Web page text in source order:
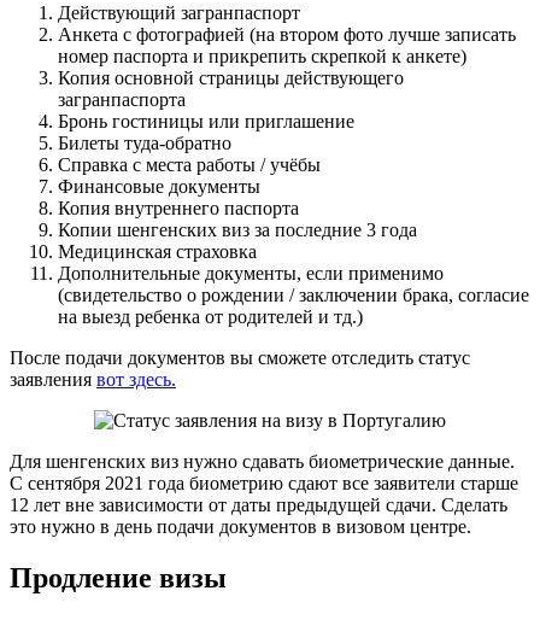
Действующий загранпаспорт
Анкета с фотографией (на втором фото лучше записать
номер паспорта и прикрепить скрепкой к анкете)
Копия основной страницы действующего
загранпаспорта
Бронь гостиницы или приглашение
Билеты туда-обратно
Справка с места работы / учёбы
Финансовые документы
Копия внутреннего паспорта
Копии шенгенских виз за последние 3 года
Медицинская страховка
Дополнительные документы, если применимо
(свидетельство о рождении / заключении брака, согласие
на выезд ребенка от родителей и тд.)
После подачи документов вы сможете отследить статус
заявления вот здесь.
Для шенгенских виз нужно сдавать биометрические данные.
С сентября 2021 года биометрию сдают все заявители старше
12 лет вне зависимости от даты предыдущей сдачи. Сделать
это нужно в день подачи документов в визовом центре.
Продление визы